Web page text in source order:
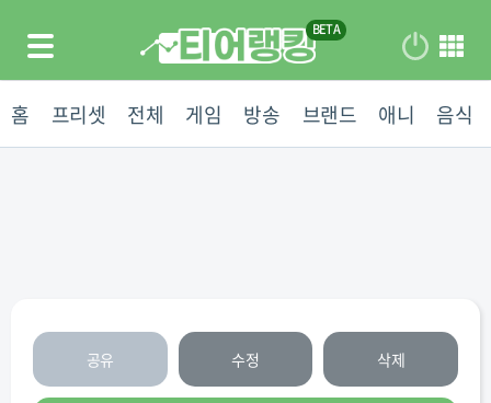
홈 프리셋 전체 게임 방송 브랜드 애니 음식
공유 수정 삭제